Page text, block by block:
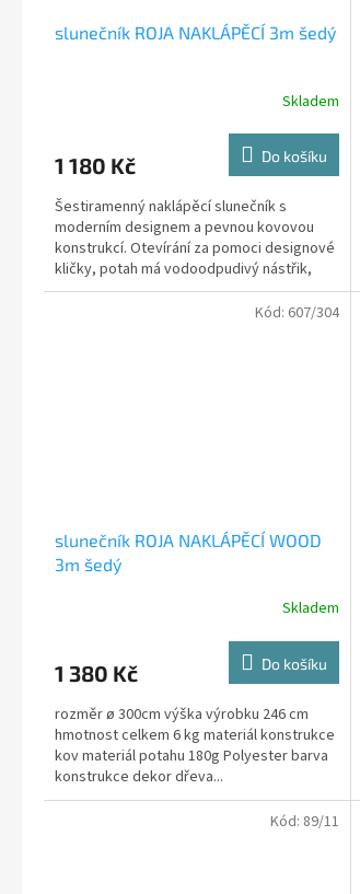
slunečník ROJA NAKLÁPĚCÍ 3m šedý
Skladem
1 180 Kč Do košíku
Šestiramenný naklápěcí slunečník s
moderním designem a pevnou kovovou
konstrukcí. Otevírání za pomoci designové
kličky, potah má vodoodpudivý nástřik,
takže Vás ochrání před...
slunečník ROJA NAKLÁPĚCÍ WOOD
3m šedý
Skladem
1 380 Kč Do košíku
rozměr ø 300cm výška výrobku 246 cm
hmotnost celkem 6 kg materiál konstrukce
kov materiál potahu 180g Polyester barva
konstrukce dekor dřeva...
Kód: 607/304
Kód: 89/11